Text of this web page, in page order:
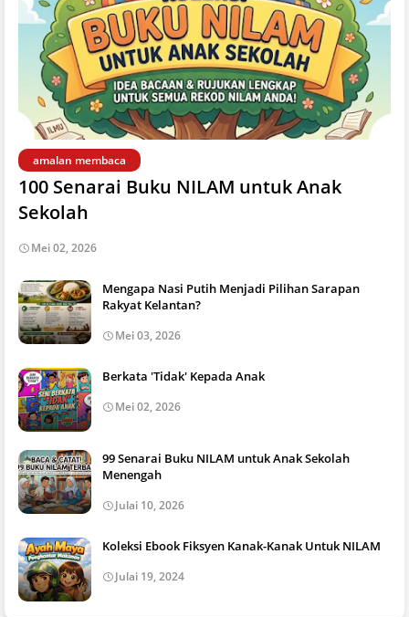
amalan membaca
100 Senarai Buku NILAM untuk Anak
Sekolah
Mei 02, 2026
Mengapa Nasi Putih Menjadi Pilihan Sarapan
Rakyat Kelantan?
Mei 03, 2026
Berkata 'Tidak' Kepada Anak
Mei 02, 2026
99 Senarai Buku NILAM untuk Anak Sekolah
Menengah
Julai 10, 2026
Koleksi Ebook Fiksyen Kanak-Kanak Untuk NILAM
Julai 19, 2024